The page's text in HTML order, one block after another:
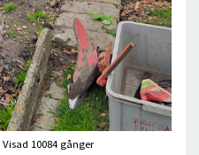
Visad 10084 gånger